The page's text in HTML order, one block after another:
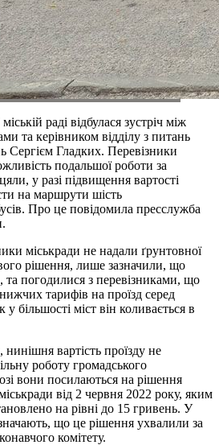
раді відбулася зустріч між
та керівником відділу з питань
Сергієм Гладких. Перевізники
подальшої роботи за
у разі підвищення вартості
на маршрути шість
Про це повідомила пресслужба
міськради не надали ґрунтовної
рішення, лише зазначили, що
погодилися з перевізниками, що
тарифів на проїзд серед
у більшості міст він коливається в
нинішня вартість проїзду не
роботу громадського
вони посилаються на рішення
від 2 червня 2022 року, яким
на рівні до 15 гривень. У
що це рішення ухвалили за
комітету.